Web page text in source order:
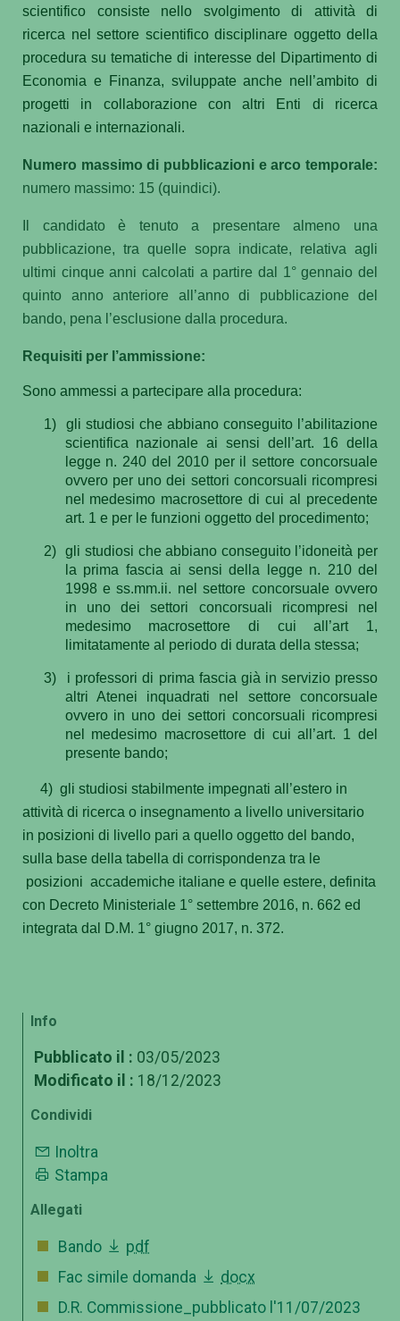
scientifico consiste nello svolgimento di attività di
ricerca nel settore scientifico disciplinare oggetto della
procedura su tematiche di interesse del Dipartimento di
Economia e Finanza, sviluppate anche nell’ambito di
progetti in collaborazione con altri Enti di ricerca
nazionali e internazionali.
Numero massimo di pubblicazioni e arco temporale:
numero massimo: 15 (quindici).
Il candidato è tenuto a presentare almeno una
pubblicazione, tra quelle sopra indicate, relativa agli
ultimi cinque anni calcolati a partire dal 1° gennaio del
quinto anno anteriore all’anno di pubblicazione del
bando, pena l’esclusione dalla procedura.
Requisiti per l’ammissione:
Sono ammessi a partecipare alla procedura:
1)
gli studiosi che abbiano conseguito l’abilitazione
scientifica nazionale ai sensi dell’art. 16 della
legge n. 240 del 2010 per il settore concorsuale
ovvero per uno dei settori concorsuali ricompresi
nel medesimo macrosettore di cui al precedente
art. 1 e per le funzioni oggetto del procedimento;
2)
gli studiosi che abbiano conseguito l’idoneità per
la prima fascia ai sensi della legge n. 210 del
1998 e ss.mm.ii. nel settore concorsuale ovvero
in uno dei settori concorsuali ricompresi nel
medesimo macrosettore di cui all’art 1,
limitatamente al periodo di durata della stessa;
3)
i professori di prima fascia già in servizio presso
altri Atenei inquadrati nel settore concorsuale
ovvero in uno dei settori concorsuali ricompresi
nel medesimo macrosettore di cui all’art. 1 del
presente bando;
4) gli studiosi stabilmente impegnati all’estero in
attività di ricerca o insegnamento a livello universitario
in posizioni di livello pari a quello oggetto del bando,
sulla base della tabella di corrispondenza tra le
posizioni accademiche italiane e quelle estere, definita
con Decreto Ministeriale 1° settembre 2016, n. 662 ed
integrata dal D.M. 1° giugno 2017, n. 372.
Info
Pubblicato il : 03/05/2023
Modificato il : 18/12/2023
Condividi
Inoltra
Stampa
Allegati
Bando
pdf
Fac simile domanda
docx
D.R. Commissione_pubblicato l'11/07/2023